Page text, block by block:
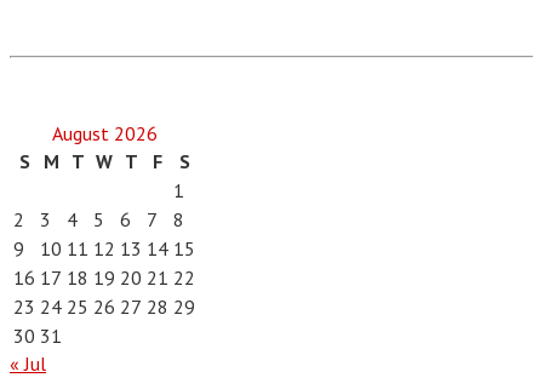
August 2026
S
M T W T F
S
1
2
3 4 5 6 7
8
9
10 11 12 13 14 15
16 17 18 19 20 21 22
23 24 25 26 27 28 29
30 31
« Jul